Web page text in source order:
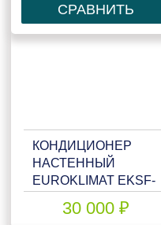
СРАВНИТЬ
КОНДИЦИОНЕР
НАСТЕННЫЙ
EUROKLIMAT EKSF-
(RCG4)/EKOF-
30 000 ₽